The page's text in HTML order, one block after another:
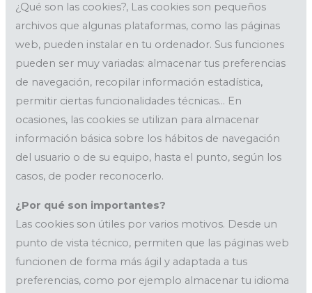
¿Qué son las cookies?, Las cookies son pequeños
archivos que algunas plataformas, como las páginas
web, pueden instalar en tu ordenador. Sus funciones
pueden ser muy variadas: almacenar tus preferencias
de navegación, recopilar información estadística,
permitir ciertas funcionalidades técnicas… En
ocasiones, las cookies se utilizan para almacenar
información básica sobre los hábitos de navegación
del usuario o de su equipo, hasta el punto, según los
casos, de poder reconocerlo.
¿Por qué son importantes?
Las cookies son útiles por varios motivos. Desde un
punto de vista técnico, permiten que las páginas web
funcionen de forma más ágil y adaptada a tus
preferencias, como por ejemplo almacenar tu idioma